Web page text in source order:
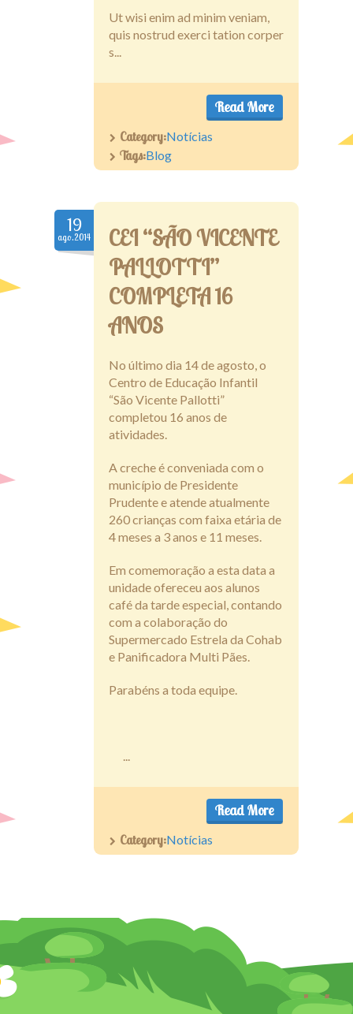
Ut wisi enim ad minim veniam,
quis nostrud exerci tation corper
s...
Read More
Category:Notícias
Tags:Blog
19
ago.2014
CEI “SÃO VICENTE
PALLOTTI”
COMPLETA 16
ANOS
No último dia 14 de agosto, o
Centro de Educação Infantil
“São Vicente Pallotti”
completou 16 anos de
atividades.
A creche é conveniada com o
município de Presidente
Prudente e atende atualmente
260 crianças com faixa etária de
4 meses a 3 anos e 11 meses.
Em comemoração a esta data a
unidade ofereceu aos alunos
café da tarde especial, contando
com a colaboração do
Supermercado Estrela da Cohab
e Panificadora Multi Pães.
Parabéns a toda equipe.
Read More
Category:Notícias